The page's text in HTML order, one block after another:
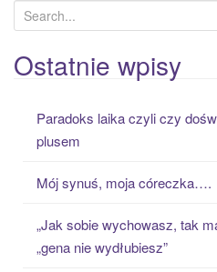
e
a
r
Ostatnie wpisy
Paradoks laika czyli czy
plusem
Mój synuś, moja córeczka….
„Jak sobie wychowasz, tak
„gena nie wydłubiesz”